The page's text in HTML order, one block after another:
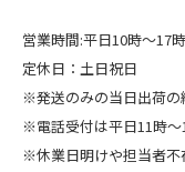
営業時間:平日10時～17時
定休日：土日祝日
※発送のみの当日出荷の
※電話受付は平日11時
※休業日明けや担当者不